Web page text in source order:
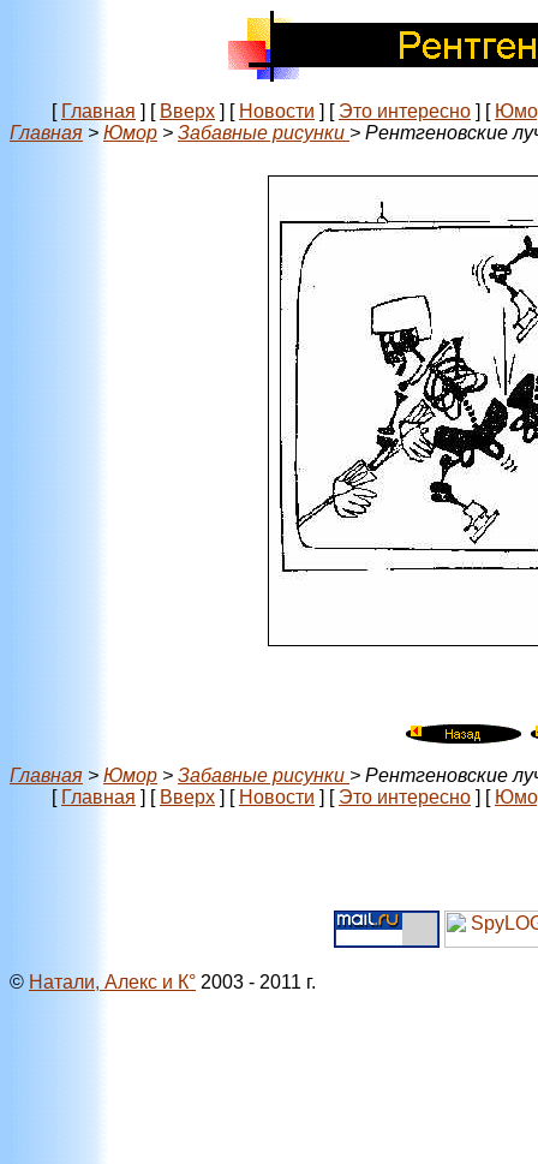
[ Главная ] [ Вверх ] [ Новости ] [ Это интересно ] [
Главная > Юмор > Забавные рисунки > Рентгеновские
Главная > Юмор > Забавные рисунки > Рентгеновские
[ Главная ] [ Вверх ] [ Новости ] [ Это интересно ] [
© Натали, Алекс и К° 2003 - 2011 г.